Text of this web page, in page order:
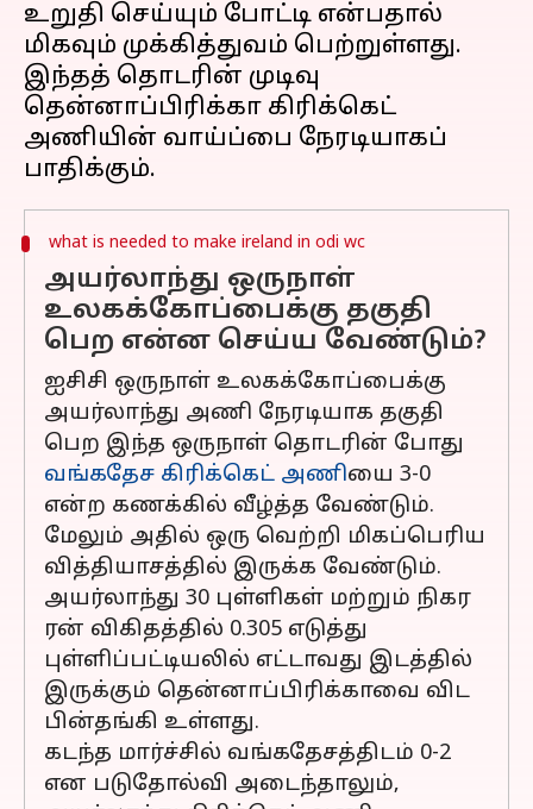
உறுதி செய்யும் போட்டி என்பதால்
மிகவும் முக்கித்துவம் பெற்றுள்ளது.
இந்தத் தொடரின் முடிவு
தென்னாப்பிரிக்கா கிரிக்கெட்
அணியின் வாய்ப்பை நேரடியாகப்
what is needed to make ireland in odi wc
அயர்லாந்து ஒருநாள்
உலகக்கோப்பைக்கு தகுதி
பெற என்ன செய்ய வேண்டும்?
ஐசிசி ஒருநாள் உலகக்கோப்பைக்கு
அயர்லாந்து அணி நேரடியாக தகுதி
பெற இந்த ஒருநாள் தொடரின் போது
வங்கதேச கிரிக்கெட் அணியை 3-0
என்ற கணக்கில் வீழ்த்த வேண்டும்.
மேலும் அதில் ஒரு வெற்றி மிகப்பெரிய
வித்தியாசத்தில் இருக்க வேண்டும்.
அயர்லாந்து 30 புள்ளிகள் மற்றும் நிகர
ரன் விகிதத்தில் 0.305 எடுத்து
புள்ளிப்பட்டியலில் எட்டாவது இடத்தில்
இருக்கும் தென்னாப்பிரிக்காவை விட
பின்தங்கி உள்ளது.
கடந்த மார்ச்சில் வங்கதேசத்திடம் 0-2
என படுதோல்வி அடைந்தாலும்,